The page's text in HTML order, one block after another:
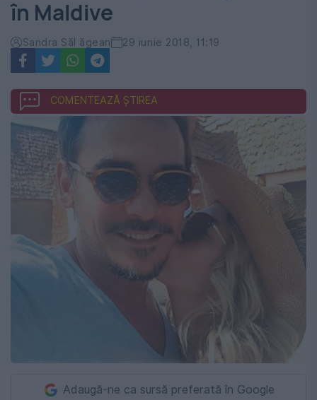
Zilei
în Maldive
Sandra Săl ăgean 29 iunie 2018, 11:19
COMENTEAZĂ ȘTIREA
Adaugă-ne ca sursă preferată în Google